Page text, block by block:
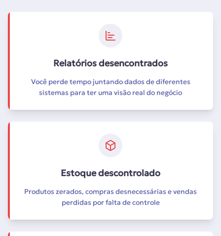
Relatórios desencontrados
Você perde tempo juntando dados de diferentes
sistemas para ter uma visão real do negócio
Estoque descontrolado
Produtos zerados, compras desnecessárias e vendas
perdidas por falta de controle